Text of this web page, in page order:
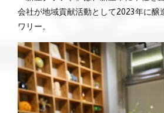
会社が地域貢献活動として2023年に醸
ワリー。